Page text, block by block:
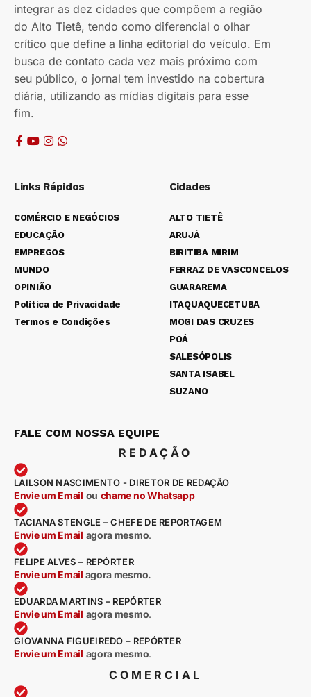
integrar as dez cidades que compõem a região
do Alto Tietê, tendo como diferencial o olhar
crítico que define a linha editorial do veículo. Em
busca de contato cada vez mais próximo com
seu público, o jornal tem investido na cobertura
diária, utilizando as mídias digitais para esse
fim.
Links Rápidos
COMÉRCIO E NEGÓCIOS
EDUCAÇÃO
EMPREGOS
MUNDO
OPINIÃO
Política de Privacidade
Termos e Condições
Cidades
ALTO TIETÊ
ARUJÁ
BIRITIBA MIRIM
FERRAZ DE VASCONCELOS
GUARAREMA
ITAQUAQUECETUBA
MOGI DAS CRUZES
POÁ
SALESÓPOLIS
SANTA ISABEL
SUZANO
FALE COM NOSSA EQUIPE
REDAÇÃO
LAILSON NASCIMENTO - DIRETOR DE REDAÇÃO
Envie um Email ou chame no Whatsapp
TACIANA STENGLE – CHEFE DE REPORTAGEM
Envie um Email agora mesmo.
FELIPE ALVES – REPÓRTER
Envie um Email agora mesmo.
EDUARDA MARTINS – REPÓRTER
Envie um Email agora mesmo.
GIOVANNA FIGUEIREDO – REPÓRTER
Envie um Email agora mesmo.
COMERCIAL